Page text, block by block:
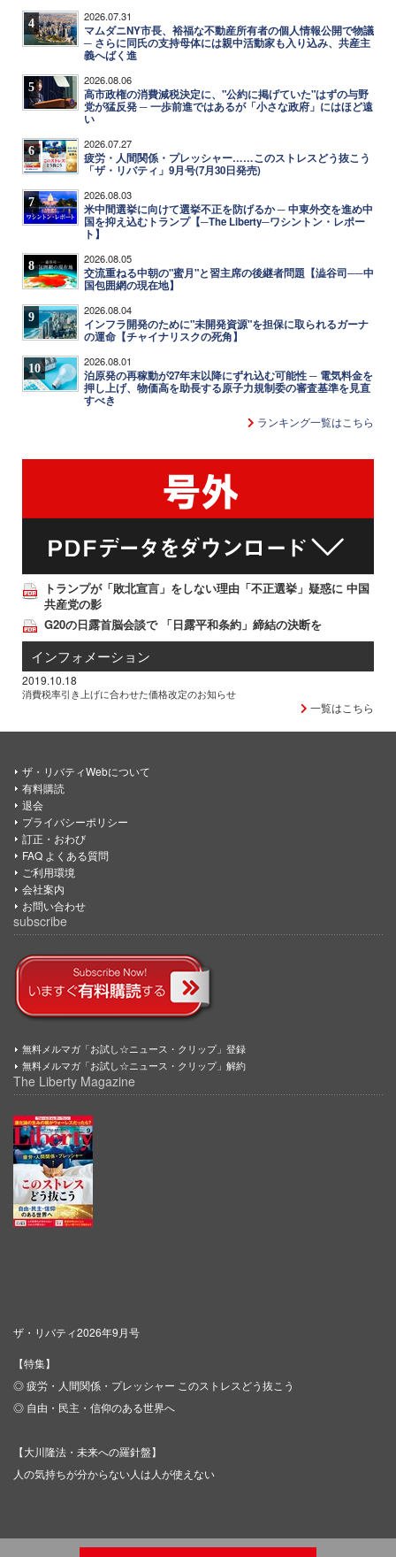
4 2026.07.31
マムダニNY市長、裕福な不動産所有者の個人情報公開で物議
─ さらに同氏の支持母体には親中活動家も入り込み、共産主
義へばく進
5 2026.08.06
高市政権の消費減税決定に、"公約に掲げていた"はずの与野
党が猛反発 ─ 一歩前進ではあるが「小さな政府」にはほど遠
い
6 2026.07.27
疲労・人間関係・プレッシャー……このストレスどう抜こう
「ザ・リバティ」9月号(7月30日発売)
7 2026.08.03
米中間選挙に向けて選挙不正を防げるか ─ 中東外交を進め中
国を抑え込むトランプ【─The Liberty─ワシントン・レポー
ト】
8 2026.08.05
交流重ねる中朝の"蜜月"と習主席の後継者問題【澁谷司──中
国包囲網の現在地】
9 2026.08.04
インフラ開発のために"未開発資源"を担保に取られるガーナ
の運命【チャイナリスクの死角】
10 2026.08.01
泊原発の再稼動が27年末以降にずれ込む可能性 ─ 電気料金を
押し上げ、物価高を助長する原子力規制委の審査基準を見直
すべき
ランキング一覧はこちら
トランプが「敗北宣言」をしない理由「不正選挙」疑惑に 中国
共産党の影
G20の日露首脳会談で 「日露平和条約」締結の決断を
インフォメーション
2019.10.18
消費税率引き上げに合わせた価格改定のお知らせ
一覧はこちら
ザ・リバティWebについて
有料購読
退会
プライバシーポリシー
訂正・おわび
FAQ よくある質問
ご利用環境
会社案内
お問い合わせ
subscribe
無料メルマガ「お試し☆ニュース・クリップ」登録
無料メルマガ「お試し☆ニュース・クリップ」解約
The Liberty Magazine
ザ・リバティ2026年9月号
【特集】
◎ 疲労・人間関係・プレッシャー このストレスどう抜こう
◎ 自由・民主・信仰のある世界へ
【大川隆法・未来への羅針盤】
人の気持ちが分からない人は人が使えない